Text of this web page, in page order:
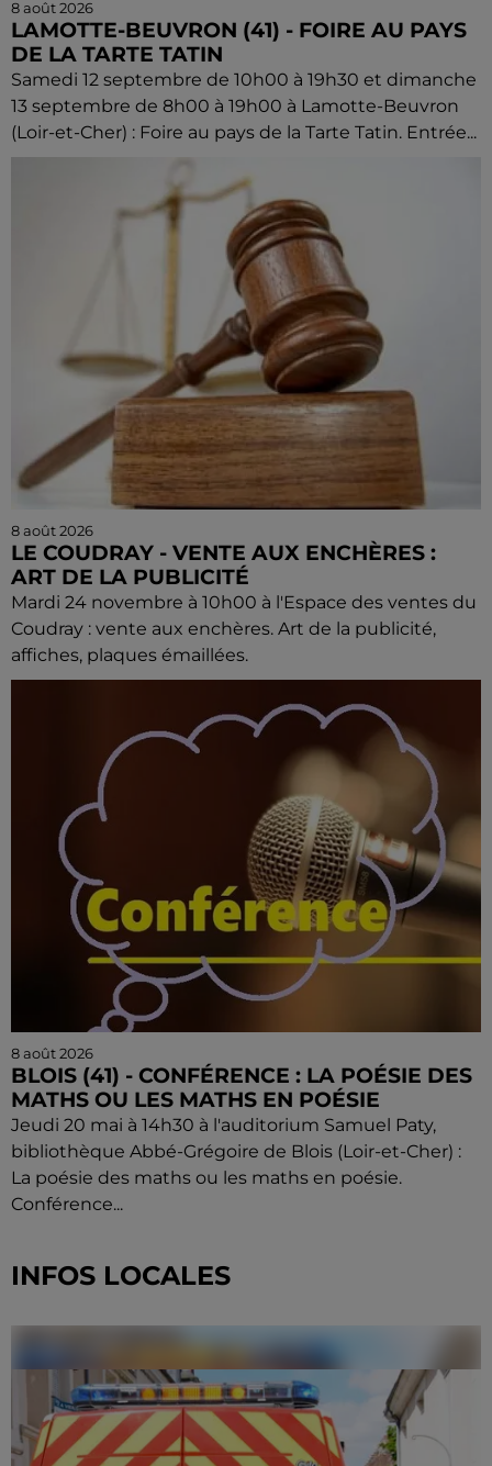
8 août 2026
LAMOTTE-BEUVRON (41) - FOIRE AU PAYS
DE LA TARTE TATIN
Samedi 12 septembre de 10h00 à 19h30 et dimanche
13 septembre de 8h00 à 19h00 à Lamotte-Beuvron
(Loir-et-Cher) : Foire au pays de la Tarte Tatin. Entrée...
8 août 2026
LE COUDRAY - VENTE AUX ENCHÈRES :
ART DE LA PUBLICITÉ
Mardi 24 novembre à 10h00 à l'Espace des ventes du
Coudray : vente aux enchères. Art de la publicité,
affiches, plaques émaillées.
8 août 2026
BLOIS (41) - CONFÉRENCE : LA POÉSIE DES
MATHS OU LES MATHS EN POÉSIE
Jeudi 20 mai à 14h30 à l'auditorium Samuel Paty,
bibliothèque Abbé-Grégoire de Blois (Loir-et-Cher) :
La poésie des maths ou les maths en poésie.
Conférence...
INFOS LOCALES